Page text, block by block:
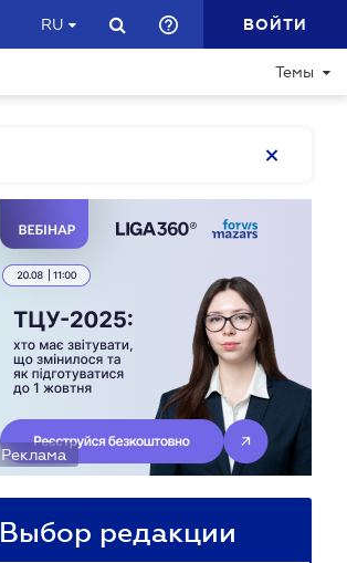
RU ВОЙТИ
Темы
Реклама
Выбор редакции